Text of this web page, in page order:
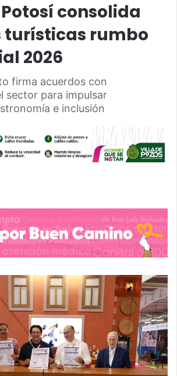
consolida
turísticas rumbo
2026
firma acuerdos con
sector para impulsar
e inclusión